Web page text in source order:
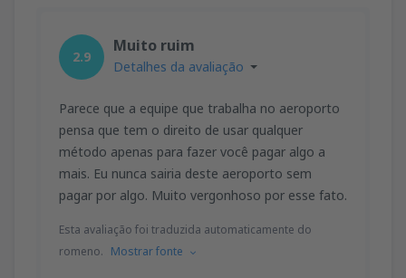
2.9
Muito ruim
Detalhes da avaliação
Parece que a equipe que trabalha no aeroporto
pensa que tem o direito de usar qualquer
método apenas para fazer você pagar algo a
mais. Eu nunca sairia deste aeroporto sem
pagar por algo. Muito vergonhoso por esse fato.
Esta avaliação foi traduzida automaticamente do
romeno. Mostrar fonte